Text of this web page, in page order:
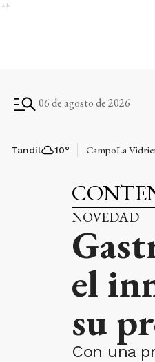
Ads
06 de agosto de 2026
Tandil 10° CampoLa
NOVEDAD
el
su
Con una